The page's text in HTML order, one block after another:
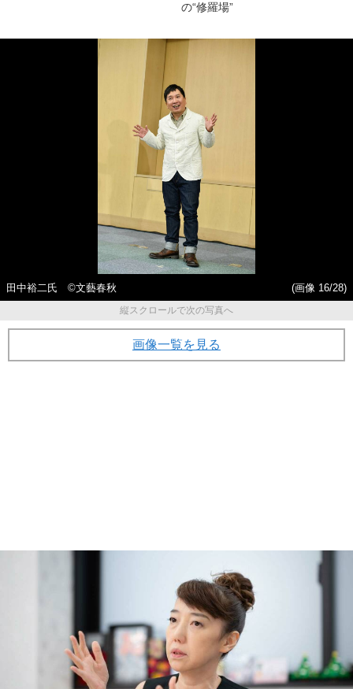
の“修羅場”
田中裕二氏 ©文藝春秋
(画像 16/28)
縦スクロールで次の写真へ
画像一覧を見る